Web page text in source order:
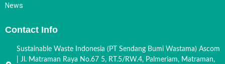
News
Contact Info
Sustainable Waste Indonesia (PT Sendang Bumi Wastama) Ascom
| Jl. Matraman Raya No.67 5, RT.5/RW.4, Palmeriam, Matraman,